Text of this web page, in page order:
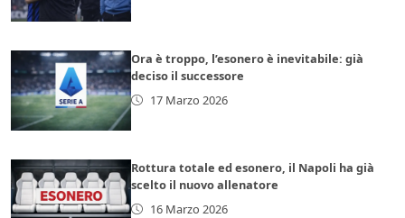
Ora è troppo, l’esonero è inevitabile: già
deciso il successore
17 Marzo 2026
Rottura totale ed esonero, il Napoli ha già
scelto il nuovo allenatore
16 Marzo 2026